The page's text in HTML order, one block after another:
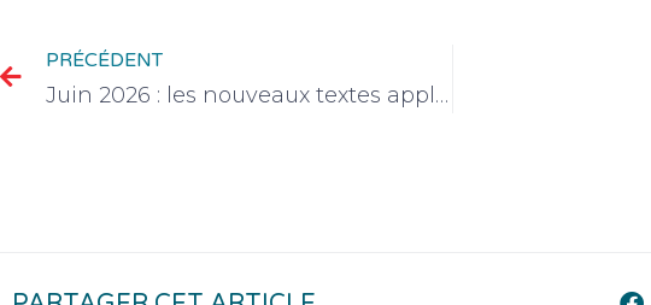
PRÉCÉDENT
Juin 2026 : les nouveaux textes applicables aux TPE-PME